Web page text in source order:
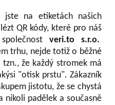
jste na etiketách našich
QR kódy, které pro náš
veri.to s.r.o.
trhu, nejde totiž o běžné
tzn., že každý stromek má
"otisk prstu". Zákazník
jistotu, že se chystá
nikoli padělek a současně